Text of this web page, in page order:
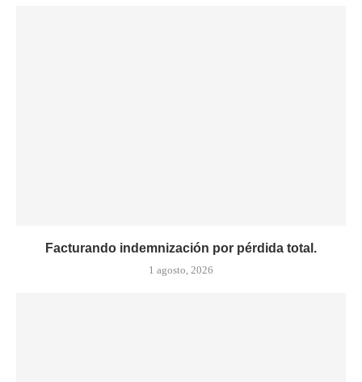
Facturando indemnización por pérdida total.
1 agosto, 2026